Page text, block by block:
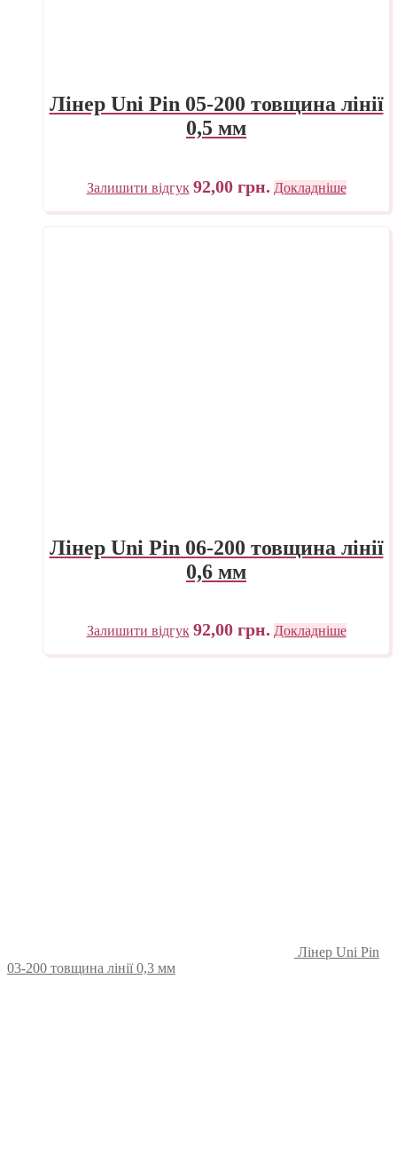
Лінер Uni Pin 05-200 товщина лінії
0,5 мм
Залишити відгук 92,00 грн. Докладніше
Лінер Uni Pin 06-200 товщина лінії
0,6 мм
Залишити відгук 92,00 грн. Докладніше
Лінер Uni Pin
03-200 товщина лінії 0,3 мм